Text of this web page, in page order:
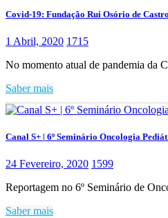
Covid-19: Fundação Rui Osório de
1 Abril, 2020 1715
No momento atual de pandemia da
Saber mais
Canal S+ | 6º Seminário Oncologia
24 Fevereiro, 2020 1599
Reportagem no 6º Seminário de
Saber mais